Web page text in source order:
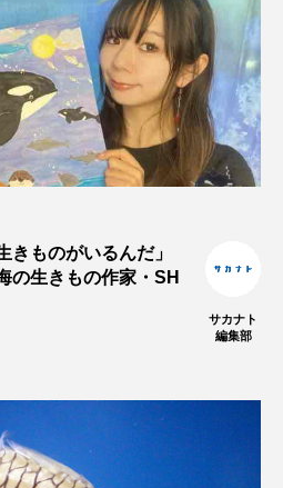
きものがいるんだ」
生きもの作家・SH
サカナト
編集部